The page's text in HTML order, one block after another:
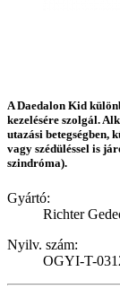
A Daedalon Kid
kezelésére szolgál.
utazási betegségben,
vagy szédüléssel is
szindróma).
Gyártó:
Richter
Nyilv. szám:
OGYI-T-